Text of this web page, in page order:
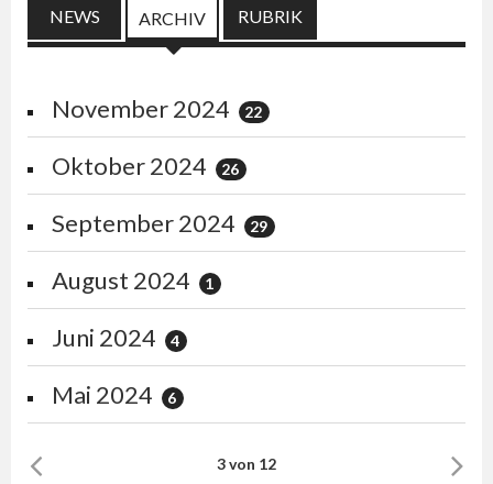
NEWS ARCHIV (AKTIVER REITER)
RUBRIK
November 2024 22
Oktober 2024 26
September 2024 29
August 2024 1
Juni 2024 4
Mai 2024 6
3 von 12